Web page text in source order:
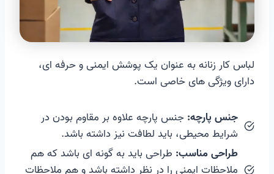
لباس کار زنانه به عنوان یک پوشش ایمنی و حرفه ای،
دارای ویژگی های خاصی است.
جنس پارچه: جنس پارچه علاوه بر مقاوم بودن در
شرایط محیطی، باید لطافت نیز داشته باشد.
طراحی مناسب: طراحی باید به گونه ای باشد که هم
ملاحظات ایمنی را در نظر داشته باشد و هم ملاحظات